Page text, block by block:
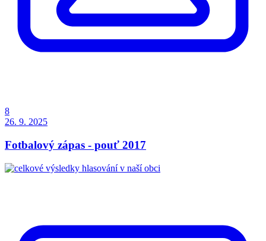
8
26. 9. 2025
Fotbalový zápas - pouť 2017